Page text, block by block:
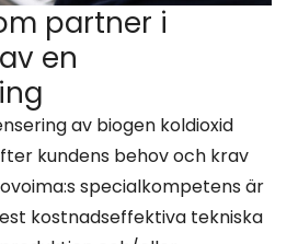
partner i
en
av biogen koldioxid
kundens behov och krav
specialkompetens är
kostnadseffektiva tekniska